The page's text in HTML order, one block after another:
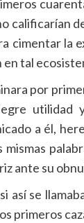
calificarían
cimentar la
tal
por
utilidad
a él,
ante su
así se
primeros